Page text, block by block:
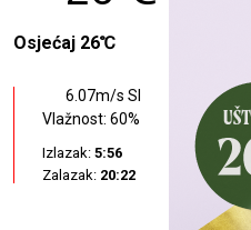
Osjećaj 28℃
0.98m/s SZ
Vlažnost: 45%
Izlazak: 5:58
Zalazak: 20:24